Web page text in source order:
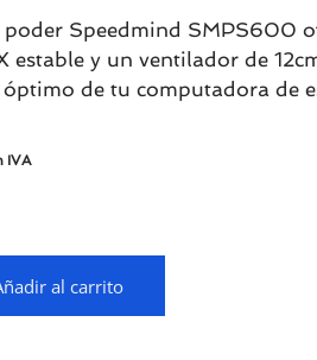
poder Speedmind SMPS600
estable y un ventilador de
de tu computadora de
IVA
al carrito